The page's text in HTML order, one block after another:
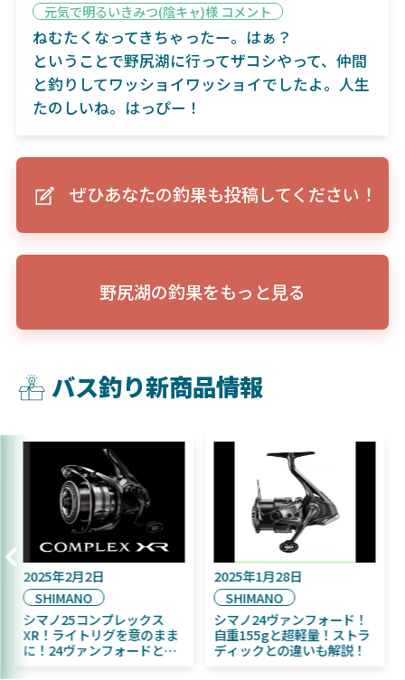
元気で明るいきみつ(陰キャ)様 コメント
ねむたくなってきちゃったー。はぁ？
ということで野尻湖に行ってザコシやって、仲間
と釣りしてワッショイワッショイでしたよ。人生
たのしいね。はっぴー！
ぜひあなたの釣果も投稿してください！
野尻湖の釣果をもっと見る
バス釣り新商品情報
年9月16日
DAIWA
年11月発売予定！
ふく魚／ちびふく魚
ビッグベイト初心者にお
2025年2月2日
SHIMANO
シマノ25コンプレックス
XR！ライトリグを意のまま
に！24ヴァンフォードとの